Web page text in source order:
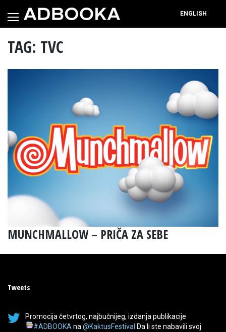
content
ENGLISH
TAG: TVC
MUNCHMALLOW – PRIČA ZA SEBE
Tweets
Promocija četvrtog, najbučnijeg, izdanja publikacije
#ADBOOKA na @KaktusFestival Da li ste nabavili svoj